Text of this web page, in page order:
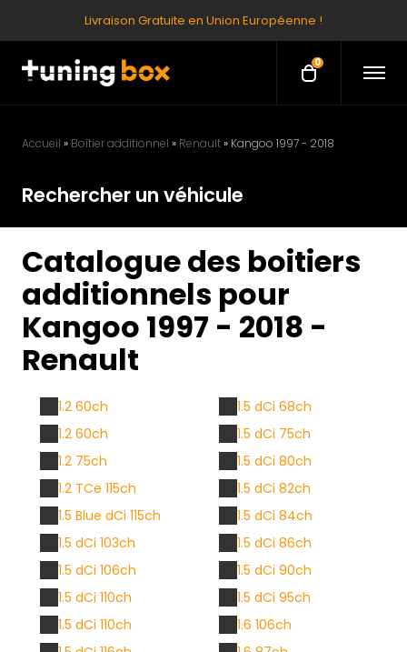
Livraison Gratuite en Union Européenne !
O
e
n
t
0
O
e
Accueil » Boîtier additionnel » Renault» Kangoo 1997 - 2018
Rechercher un véhicule
Catalogue des boitiers
additionnels pour
Kangoo 1997 - 2018 -
Renault
1.2 60ch
1.2 60ch
1.2 75ch
1.2 TCe 115ch
1.5 Blue dCi 115ch
1.5 dCi 103ch
1.5 dCi 106ch
1.5 dCi 110ch
1.5 dCi 110ch
1.5 dCi 68ch
1.5 dCi 75ch
1.5 dCi 80ch
1.5 dCi 82ch
1.5 dCi 84ch
1.5 dCi 86ch
1.5 dCi 90ch
1.5 dCi 95ch
1.6 106ch